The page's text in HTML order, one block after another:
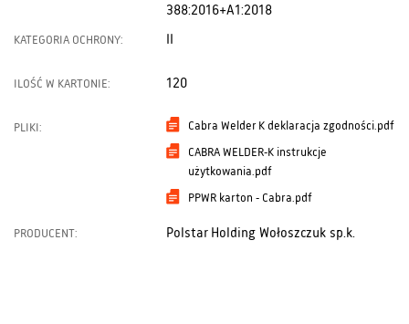
388:2016+A1:2018
KATEGORIA OCHRONY: II
ILOŚĆ W KARTONIE: 120
PLIKI: Cabra Welder K deklaracja zgodności.pdf
CABRA WELDER-K instrukcje
użytkowania.pdf
PPWR karton - Cabra.pdf
PRODUCENT: Polstar Holding Wołoszczuk sp.k.